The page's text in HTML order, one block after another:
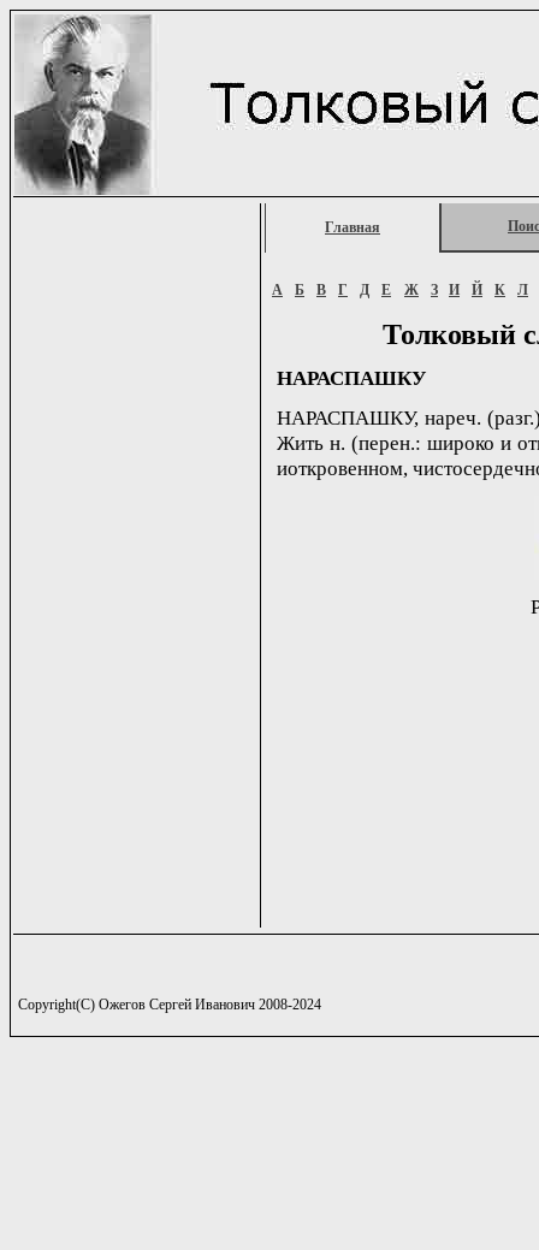
Главная
А Б В Г Д Е Ж З И Й К Л
Толковый
НАРАСПАШКУ
НАРАСПАШКУ, нареч.
Жить н. (перен.: широко и
иоткровенном,
Copyright(C) Ожегов Сергей Иванович 2008-2024